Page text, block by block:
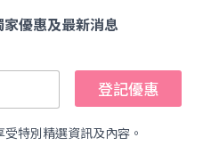
優惠及最新消息
登記優惠
特別精選資訊及內容。